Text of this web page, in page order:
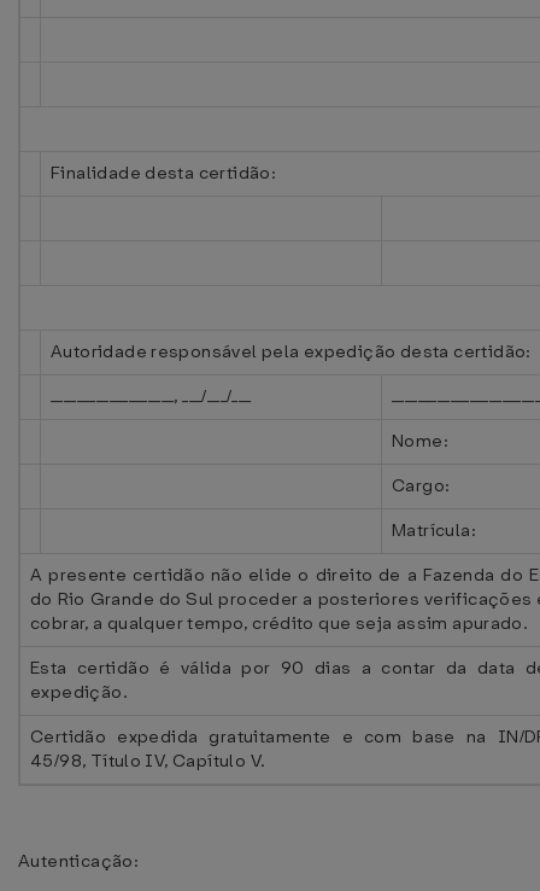
Finalidade desta certidão:
Autoridade responsável pela expedição desta certidão:
___________________, ___/___/___
Nome:
Cargo:
Matrícula:
A presente certidão não elide o direito de a Fazenda do
do Rio Grande do Sul proceder a posteriores verificações
cobrar, a qualquer tempo, crédito que seja assim apurado.
Esta certidão é válida por 90 dias a contar da data
expedição.
Certidão expedida gratuitamente e com base na IN/
45/98, Título IV, Capítulo V.
Autenticação: